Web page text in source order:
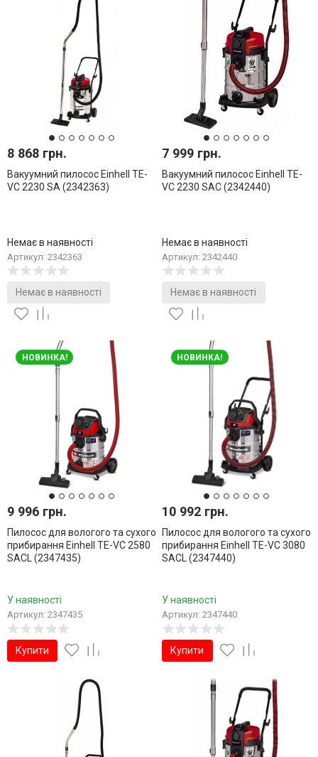
8 868 грн.
Вакуумний пилосос Einhell TE-
VC 2230 SA (2342363)
Немає в наявності
Артикул: 2342363
Немає в наявності
7 999 грн.
Вакуумний пилосос Einhell TE-
VC 2230 SAC (2342440)
Немає в наявності
Артикул: 2342440
Немає в наявності
НОВИНКА!
9 996 грн.
Пилосос для вологого та сухого
прибирання Einhell TE-VC 2580
SACL (2347435)
У наявності
Артикул: 2347435
Купити
НОВИНКА!
10 992 грн.
Пилосос для вологого та сухого
прибирання Einhell TE-VC 3080
SACL (2347440)
У наявності
Артикул: 2347440
Купити